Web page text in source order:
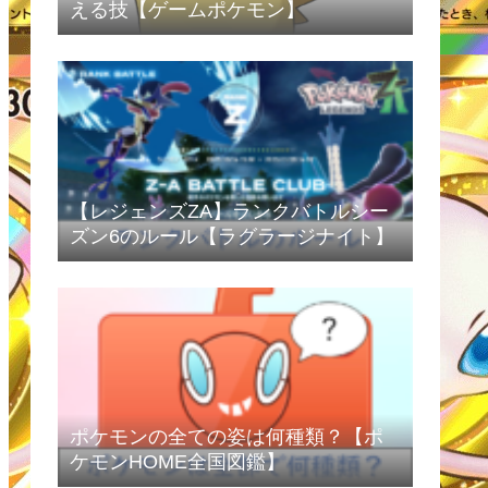
える技【ゲームポケモン】
【レジェンズZA】ランクバトルシー
ズン6のルール【ラグラージナイト】
ポケモンの全ての姿は何種類？【ポ
ケモンHOME全国図鑑】